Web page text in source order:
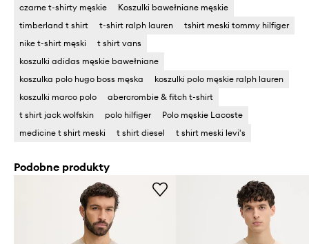
czarne t-shirty męskie
Koszulki bawełniane męskie
timberland t shirt
t-shirt ralph lauren
tshirt meski tommy hilfiger
nike t-shirt męski
t shirt vans
koszulki adidas męskie bawełniane
koszulka polo hugo boss męska
koszulki polo męskie ralph lauren
koszulki marco polo
abercrombie & fitch t-shirt
t shirt jack wolfskin
polo hilfiger
Polo męskie Lacoste
medicine t shirt meski
t shirt diesel t shirt meski levi's
Podobne produkty